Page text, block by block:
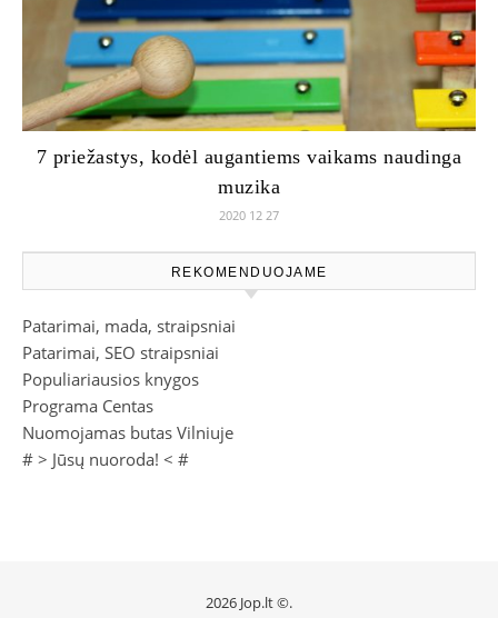
7 priežastys, kodėl augantiems vaikams naudinga
muzika
2020 12 27
REKOMENDUOJAME
Patarimai, mada, straipsniai
Patarimai, SEO straipsniai
Populiariausios knygos
Programa Centas
Nuomojamas butas Vilniuje
# > Jūsų nuoroda! < #
2026 Jop.lt ©.